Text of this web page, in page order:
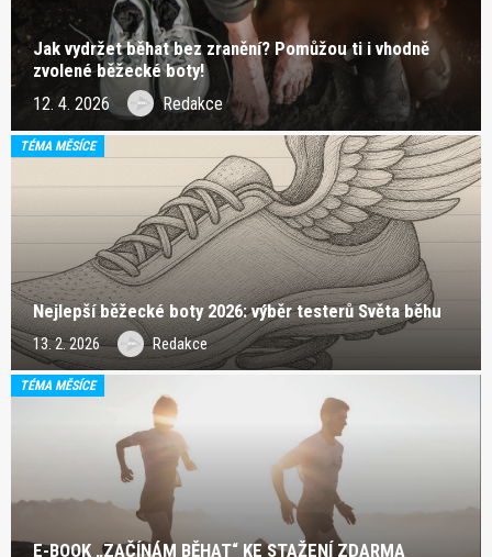
Jak vydržet běhat bez zranění? Pomůžou ti i vhodně
zvolené běžecké boty!
12. 4. 2026 Redakce
TÉMA MĚSÍCE
Nejlepší běžecké boty 2026: výběr testerů Světa běhu
13. 2. 2026 Redakce
TÉMA MĚSÍCE
E-BOOK „ZAČÍNÁM BĚHAT“ KE STAŽENÍ ZDARMA